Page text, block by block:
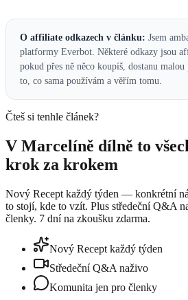
O affiliate odkazech v článku: Jsem
platformy Everbot. Některé odkazy jsou
pokud přes ně něco koupíš, dostanu
to, co sama používám a věřím tomu.
Čteš si tenhle článek?
V Marcelíně dílně to
krok za krokem
Nový Recept každý týden — konkrétní
to stojí, kde to vzít. Plus středeční Q&A
členky. 7 dní na zkoušku zdarma.
Nový Recept každý týden
Středeční Q&A naživo
Komunita jen pro členky